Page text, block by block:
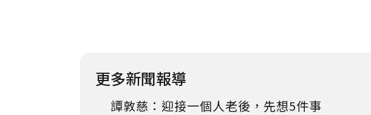
更多新聞報導
譚敦慈：迎接一個人老後，先想5件事